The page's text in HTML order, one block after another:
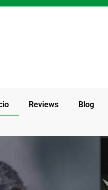
Reviews Blog